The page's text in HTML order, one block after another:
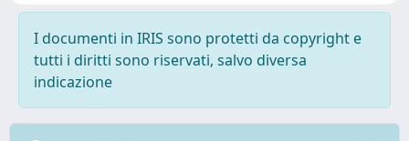
I documenti in IRIS sono protetti da copyright e
tutti i diritti sono riservati, salvo diversa
indicazione